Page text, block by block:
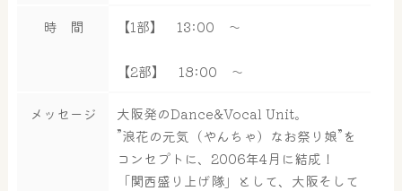
時 間 【1部】 13:00 ～
【2部】 18:00 ～
メッセージ
大阪発のDance&Vocal Unit。
”浪花の元気（やんちゃ）なお祭り娘”を
コンセプトに、2006年4月に結成！
「関西盛り上げ隊」として、大阪そして